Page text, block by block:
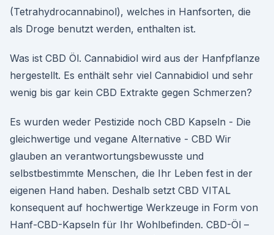
(Tetrahydrocannabinol), welches in Hanfsorten, die
als Droge benutzt werden, enthalten ist.
Was ist CBD Öl. Cannabidiol wird aus der Hanfpflanze
hergestellt. Es enthält sehr viel Cannabidiol und sehr
wenig bis gar kein CBD Extrakte gegen Schmerzen?
Es wurden weder Pestizide noch CBD Kapseln - Die
gleichwertige und vegane Alternative - CBD Wir
glauben an verantwortungsbewusste und
selbstbestimmte Menschen, die Ihr Leben fest in der
eigenen Hand haben. Deshalb setzt CBD VITAL
konsequent auf hochwertige Werkzeuge in Form von
Hanf-CBD-Kapseln für Ihr Wohlbefinden. CBD-Öl –